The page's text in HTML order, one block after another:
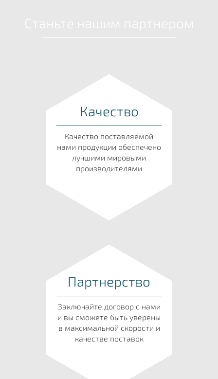
Качество
Качество поставляемой
нами продукции обеспечено
лучшими мировыми
производителями
Партнерство
Заключайте договор с нами
и вы сможете быть уверены
в максимальной скорости и
качестве поставок